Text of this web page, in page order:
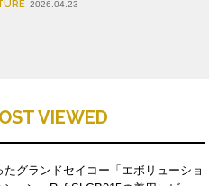
2026.04.23
VIEWED
たグランドセイコー「エボリューショ